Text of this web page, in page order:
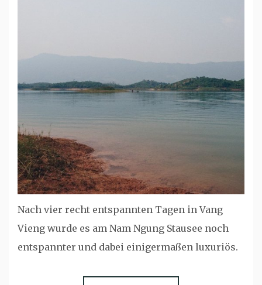
Nach vier recht entspannten Tagen in Vang
Vieng wurde es am Nam Ngung Stausee noch
entspannter und dabei einigermaßen luxuriös.